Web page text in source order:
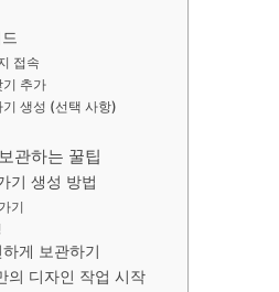
접속
추가
생성 (선택 사항)
관하는 꿀팁
기 생성 방법
기
게 보관하기
의 디자인 작업 시작